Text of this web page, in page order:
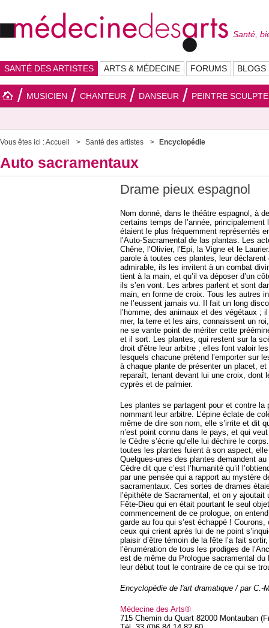
Santé,
SANTÉ DES ARTISTES ARTS & MÉDECINE FORUMS BLOGS
MUSICIEN CHANTEUR DANSEUR PEINTRE
Vous êtes ici :Accueil Santé des artistes Encyclopédie
Auto sacramentaux
Drame pieux espagnol
Nom donné, dans le théâtre espagnol, à
certains temps de l’année,
étaient le plus fréquemment représentés
l’Auto-Sacramental de las plantas. Les
Chêne, l’Olivier, l’Epi, la Vigne et le
parole à toutes ces plantes, leur déclarent
admirable, ils les invitent à un combat
tient à la main, et qu’il va déposer d’un
ils s’en vont. Les arbres parlent et sont
main, en forme de croix. Tous les autres
ne l’eussent jamais vu. Il fait un long
l’homme, des animaux et des végétaux ;
mer, la terre et les airs, connaissent un
ne se vante point de mériter cette
et il sort. Les plantes, qui restent sur la
droit d’être leur arbitre ; elles font valoir
lesquels chacune prétend l’emporter sur
à chaque plante de présenter un placet,
reparaît, tenant devant lui une croix, dont
cyprès et de palmier.
Les plantes se partagent pour et contre
nommant leur arbitre. L’épine éclate de
même de dire son nom, elle s’irrite et dit
n’est point connu dans le pays, et qui
le Cèdre s’écrie qu’elle lui déchire le
toutes les plantes fuient à son aspect,
Quelques-unes des plantes demandent
Cèdre dit que c’est l’humanité qu’il
par une pensée qui a rapport au mystère
sacramentaux. Ces sortes de drames
l’épithète de Sacramental, et on y
Fête-Dieu qui en était pourtant le seul
commencement de ce prologue, on
garde au fou qui s’est échappé !
ceux qui crient après lui de ne point
plaisir d’être témoin de la fête l’a fait
l’énumération de tous les prodiges de
est de même du Prologue sacramental
leur début tout le contraire de ce qui se
Encyclopédie de l'art dramatique / par C.-
Médecine des Arts®
715 Chemin du Quart 82000 Montauban